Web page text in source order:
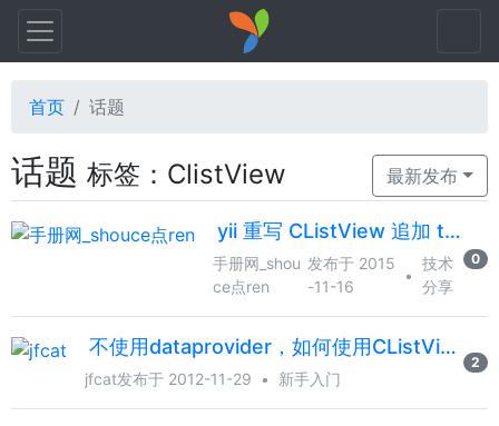
首页 话题
话题 标签：ClistView 最新发布
yii 重写 CListView 追加 table 表头
手册网_shou
ce点ren
发布于 2015
-11-16
•
技术
分享
0
不使用dataprovider，如何使用CListView
jfcat发布于 2012-11-29 • 新手入门
2